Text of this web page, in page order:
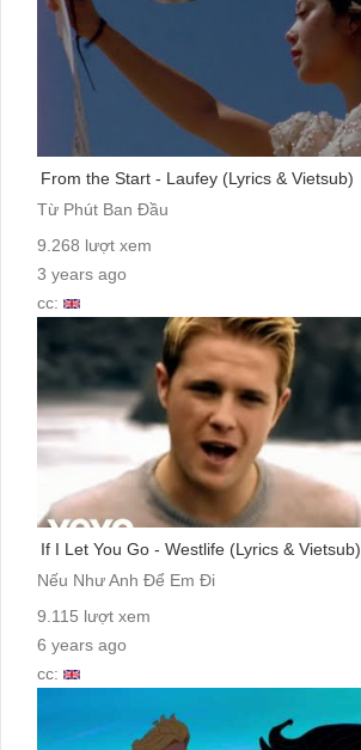
From the Start - Laufey (Lyrics & Vietsub)
Từ Phút Ban Đầu
9.268 lượt xem
3 years ago
cc:
If I Let You Go - Westlife (Lyrics & Vietsub)
Nếu Như Anh Để Em Đi
9.115 lượt xem
6 years ago
cc: